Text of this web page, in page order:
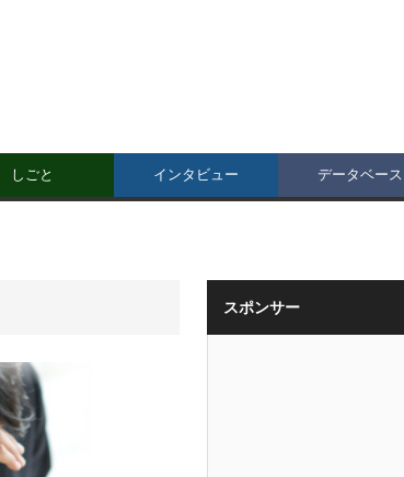
しごと インタビュー データベース
スポンサー